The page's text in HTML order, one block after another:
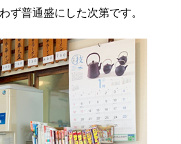
ず普通盛にした次第です。